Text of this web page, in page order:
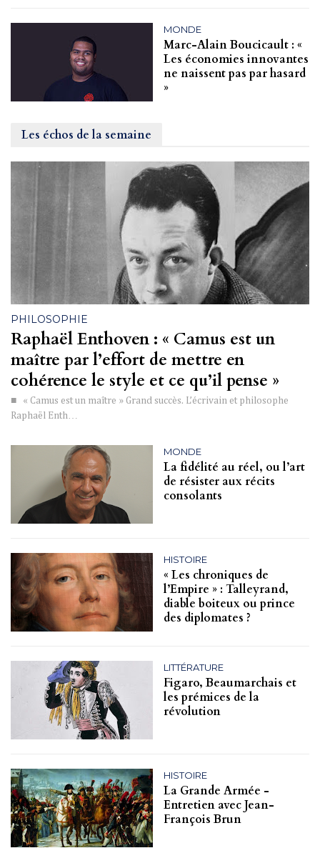
MONDE
Marc-Alain Boucicault : «
Les économies innovantes
ne naissent pas par hasard
»
Les échos de la semaine
PHILOSOPHIE
Raphaël Enthoven : « Camus est un
maître par l’effort de mettre en
cohérence le style et ce qu’il pense »
■ « Camus est un maître » Grand succès. L’écrivain et philosophe
Raphaël Enth…
MONDE
La fidélité au réel, ou l’art
de résister aux récits
consolants
HISTOIRE
« Les chroniques de
l’Empire » : Talleyrand,
diable boiteux ou prince
des diplomates ?
LITTÉRATURE
Figaro, Beaumarchais et
les prémices de la
révolution
HISTOIRE
La Grande Armée -
Entretien avec Jean-
François Brun